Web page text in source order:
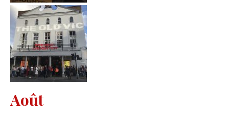
Août